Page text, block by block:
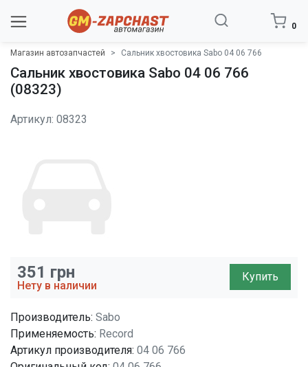
0
Магазин автозапчастей Сальник хвостовика Sabo 04 06 766
Сальник хвостовика Sabo 04 06 766
(08323)
Артикул: 08323
351 грн
Нету в наличии
Купить
Производитель: Sabo
Применяемость: Record
Артикул производителя: 04 06 766